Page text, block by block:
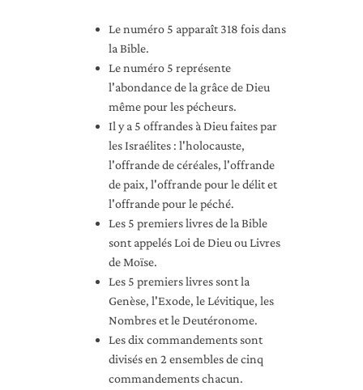
Le numéro 5 apparaît 318 fois dans
la Bible.
Le numéro 5 représente
l'abondance de la grâce de Dieu
même pour les pécheurs.
Il y a 5 offrandes à Dieu faites par
les Israélites : l'holocauste,
l'offrande de céréales, l'offrande
de paix, l'offrande pour le délit et
l'offrande pour le péché.
Les 5 premiers livres de la Bible
sont appelés Loi de Dieu ou Livres
de Moïse.
Les 5 premiers livres sont la
Genèse, l'Exode, le Lévitique, les
Nombres et le Deutéronome.
Les dix commandements sont
divisés en 2 ensembles de cinq
commandements chacun.